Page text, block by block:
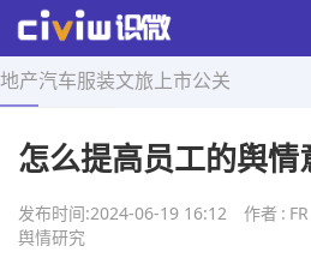
地产汽车服装文旅 上市公关
首页 > 舆情研究 > 正文
怎么提高员工的舆情
发布时间:2024-06-19 16:12 作者 : FR
舆情研究